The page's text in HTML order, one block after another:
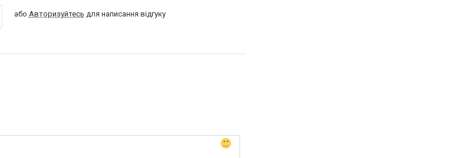
або Авторизуйтесь для написання відгуку